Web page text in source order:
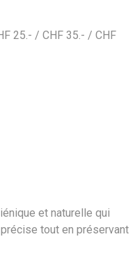
25.- / CHF 35.- / CHF
et naturelle qui
tout en préservant